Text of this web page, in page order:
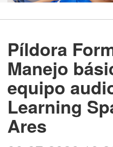
Píldora
Manejo
equipo
Learning
Ares